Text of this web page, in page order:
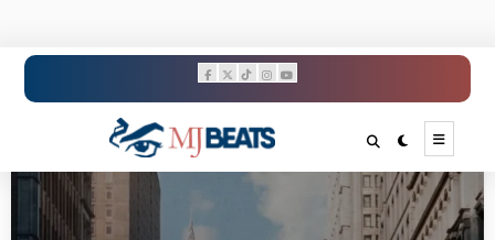
conteúdo